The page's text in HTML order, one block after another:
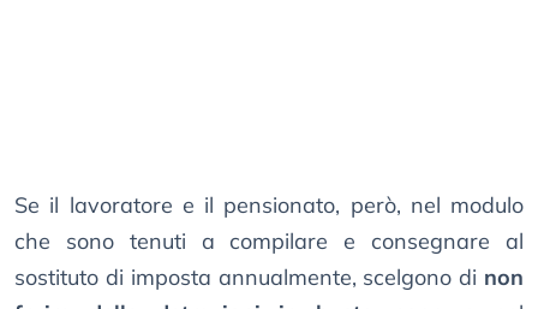
Se il lavoratore e il pensionato, però, nel modulo
che sono tenuti a compilare e consegnare al
sostituto di imposta annualmente, scelgono di non